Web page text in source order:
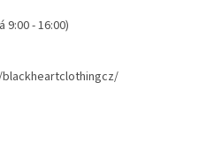
9:00 - 16:00)